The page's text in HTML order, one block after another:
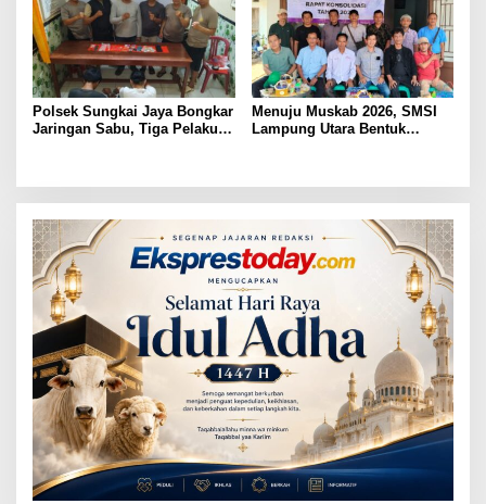
Polsek Sungkai Jaya Bongkar
Jaringan Sabu, Tiga Pelaku
Menuju Muskab 2026, SMSI
Lampung Utara Bentuk